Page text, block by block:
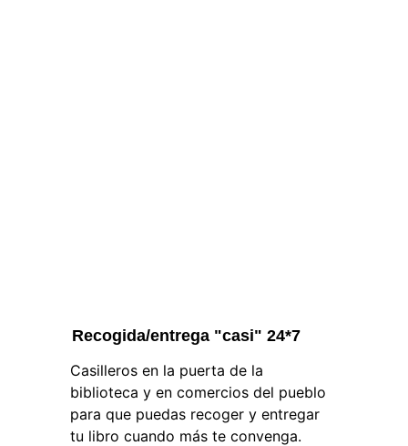
Casilleros en la puerta de la
biblioteca y en comercios del pueblo
para que puedas recoger y entregar
tu libro cuando más te convenga.
Recogida/entrega "casi" 24*7